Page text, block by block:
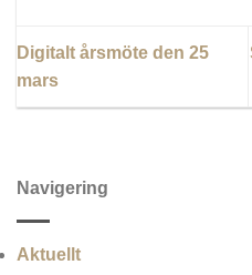
Digitalt årsmöte den 25
mars
Navigering
Aktuellt